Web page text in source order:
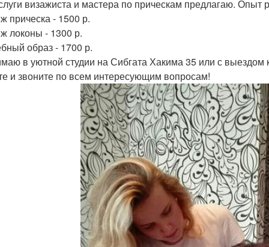
визажиста и мастера по прическам предлагаю. Опыт
прическа - 1500 р.
локоны - 1300 р.
образ - 1700 р.
в уютной студии на Сибгата Хакима 35 или с выездом
и звоните по всем интересующим вопросам!